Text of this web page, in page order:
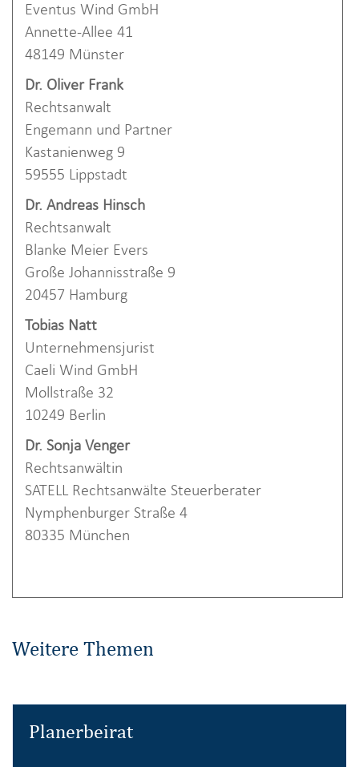
Eventus Wind GmbH
Annette-Allee 41
48149 Münster
Dr. Oliver Frank
Rechtsanwalt
Engemann und Partner
Kastanienweg 9
59555 Lippstadt
Dr. Andreas Hinsch
Rechtsanwalt
Blanke Meier Evers
Große Johannisstraße 9
20457 Hamburg
Tobias Natt
Unternehmensjurist
Caeli Wind GmbH
Mollstraße 32
10249 Berlin
Dr. Sonja Venger
Rechtsanwältin
SATELL Rechtsanwälte Steuerberater
Nymphenburger Straße 4
80335 München
Weitere Themen
Planerbeirat